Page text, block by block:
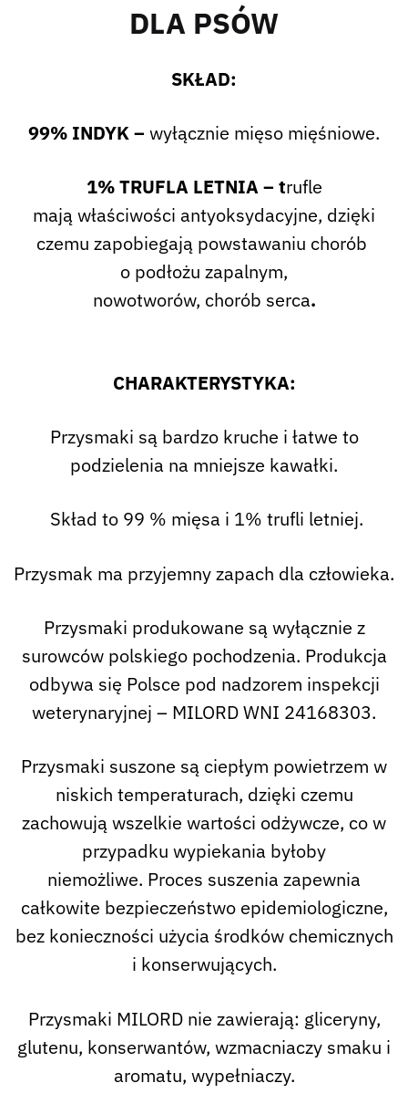
DLA PSÓW
SKŁAD:
99% INDYK – wyłącznie mięso mięśniowe.
1% TRUFLA LETNIA – trufle
mają właściwości antyoksydacyjne, dzięki
czemu zapobiegają powstawaniu chorób
o podłożu zapalnym,
nowotworów, chorób serca.
CHARAKTERYSTYKA:
Przysmaki są bardzo kruche i łatwe to
podzielenia na mniejsze kawałki.
Skład to 99 % mięsa i 1% trufli letniej.
Przysmak ma przyjemny zapach dla człowieka.
Przysmaki produkowane są wyłącznie z
surowców polskiego pochodzenia. Produkcja
odbywa się Polsce pod nadzorem inspekcji
weterynaryjnej – MILORD WNI 24168303.
Przysmaki suszone są ciepłym powietrzem w
niskich temperaturach, dzięki czemu
zachowują wszelkie wartości odżywcze, co w
przypadku wypiekania byłoby
niemożliwe. Proces suszenia zapewnia
całkowite bezpieczeństwo epidemiologiczne,
bez konieczności użycia środków chemicznych
i konserwujących.
Przysmaki MILORD nie zawierają: gliceryny,
glutenu, konserwantów, wzmacniaczy smaku i
aromatu, wypełniaczy.